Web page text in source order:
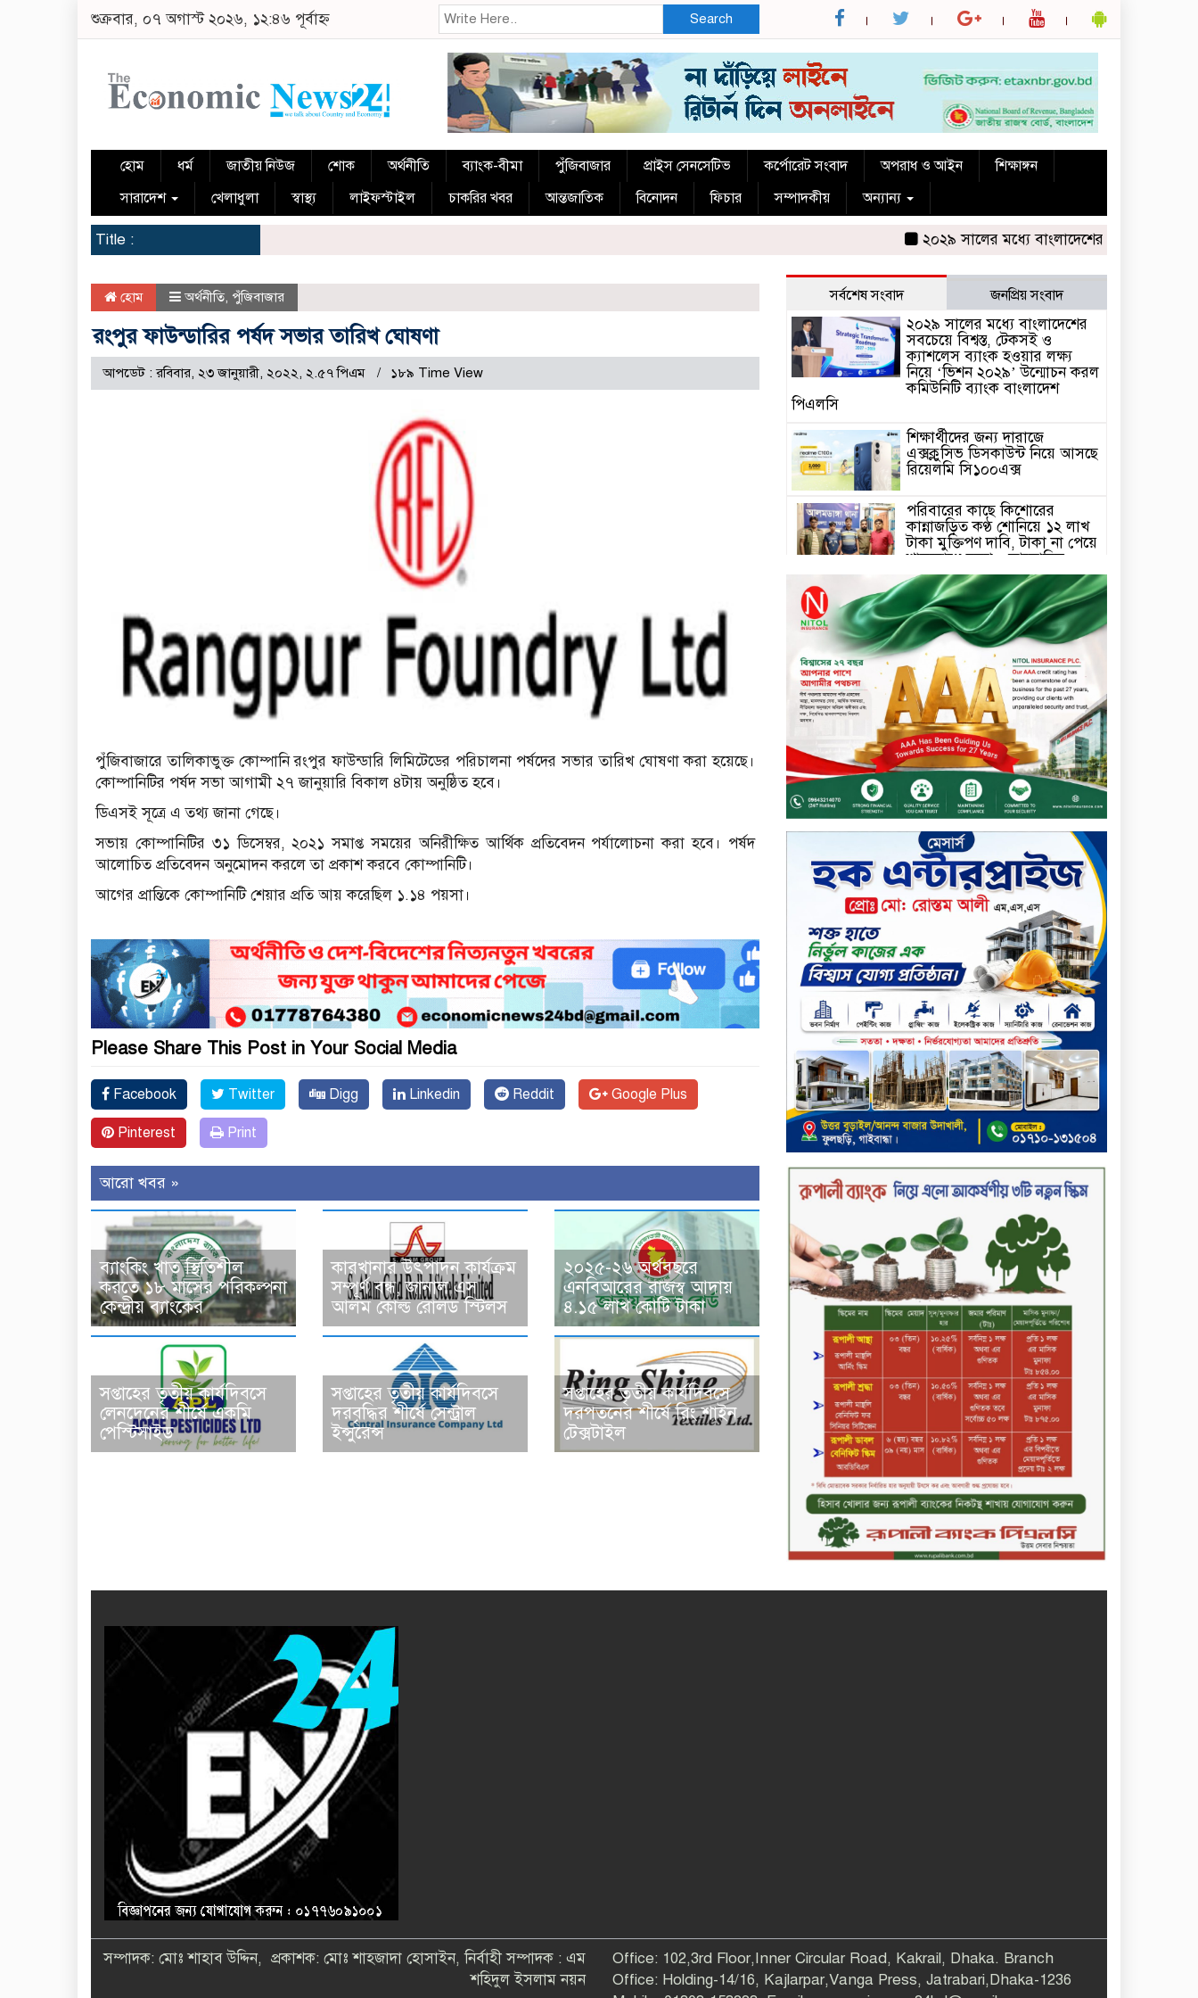
শুক্রবার, ০৭ অগাস্ট ২০২৬, ১২:৪৬ পূর্বাহ্ন Search
হোম ধর্ম জাতীয় নিউজ শোক অর্থনীতি ব্যাংক-বীমা পুঁজিবাজার প্রাইস সেনসেটিভ কর্পোরেট সংবাদ অপরাধ ও আইন
শিক্ষাঙ্গন
সারাদেশ
খেলাধুলা স্বাস্থ্য লাইফস্টাইল চাকরির খবর আন্তজাতিক বিনোদন ফিচার সম্পাদকীয় অন্যান্য
Title : ২০২৯ সালের মধ্যে বাংলাদেশের সবচেয়ে বিশ্বস্ত,
হোম অর্থনীতি, পুঁজিবাজার
রংপুর ফাউন্ডারির পর্ষদ সভার তারিখ ঘোষণা
আপডেট : রবিবার, ২৩ জানুয়ারী, ২০২২, ২.৫৭ পিএম ১৮৯ Time View
পুঁজিবাজারে তালিকাভুক্ত কোম্পানি রংপুর ফাউন্ডারি লিমিটেডের পরিচালনা পর্ষদের সভার তারিখ ঘোষণা করা হয়েছে।
কোম্পানিটির পর্ষদ সভা আগামী ২৭ জানুয়ারি বিকাল ৪টায় অনুষ্ঠিত হবে।
ডিএসই সূত্রে এ তথ্য জানা গেছে।
সভায় কোম্পানিটির ৩১ ডিসেম্বর, ২০২১ সমাপ্ত সময়ের অনিরীক্ষিত আর্থিক প্রতিবেদন পর্যালোচনা করা হবে। পর্ষদ
আলোচিত প্রতিবেদন অনুমোদন করলে তা প্রকাশ করবে কোম্পানিটি।
আগের প্রান্তিকে কোম্পানিটি শেয়ার প্রতি আয় করেছিল ১.১৪ পয়সা।
Please Share This Post in Your Social Media
Facebook Twitter Digg Linkedin Reddit Google Plus
Pinterest Print
আরো খবর »
ব্যাংকিং খাত স্থিতিশীল
করতে ১৮ মাসের পরিকল্পনা
কেন্দ্রীয় ব্যাংকের
কারখানার উৎপাদন কার্যক্রম
সম্পূর্ণ বন্ধ, জানাল এস
আলম কোল্ড রোলড স্টিলস
২০২৫-২৬ অর্থবছরে
এনবিআরের রাজস্ব আদায়
৪.১৫ লাখ কোটি টাকা
সপ্তাহের তৃতীয় কার্যদিবসে
লেনদেনের শীর্ষে একমি
পেস্টিসাইড
সপ্তাহের তৃতীয় কার্যদিবসে
দরবৃদ্ধির শীর্ষে সেন্ট্রাল
ইন্সুরেন্স
সপ্তাহের তৃতীয় কার্যদিবসে
দরপতনের শীর্ষে রিং শাইন
টেক্সটাইল
সর্বশেষ সংবাদ জনপ্রিয় সংবাদ
২০২৯ সালের মধ্যে বাংলাদেশের
সবচেয়ে বিশ্বস্ত, টেকসই ও
ক্যাশলেস ব্যাংক হওয়ার লক্ষ্য
নিয়ে ‘ভিশন ২০২৯’ উন্মোচন করল
কমিউনিটি ব্যাংক বাংলাদেশ
পিএলসি
শিক্ষার্থীদের জন্য দারাজে
এক্সক্লুসিভ ডিসকাউন্ট নিয়ে আসছে
রিয়েলমি সি১০০এক্স
পরিবারের কাছে কিশোরের
কান্নাজড়িত কণ্ঠ শোনিয়ে ১২ লাখ
টাকা মুক্তিপণ দাবি, টাকা না পেয়ে
শ্বাসরোধে হত্যা—আলোচিত
রাফিজ হত্যা মামলার অন্যতম
আসামি গাজীপুর থেকে গ্রেফতার
নড়াইলে বিএনপির ৬ নেতার
বহিষ্কারাদেশ প্রত্যাহার
দেশজুড়ে কেনাকাটায় সেরা অফার,
ব্র্যান্ড রাশ আওয়ার এবং
এক্সক্লুসিভ পেমেন্ট ডিসকাউন্ট নিয়ে
এলো দারাজ ৮.৮ গ্রেট ৮ সেল
টাঙ্গাইল জেলা পরিষদের ২৩লাখ
টাকার অনুদান বিতরণ
ডিজিটাল স্ক্রিন ছেড়ে ফসলের মাঠে
শিক্ষার্থীরা; টাঙ্গাইলের মহিষমারা
কলেজে খুন্তি-কোদালে তরুণদের
নতুন বিপ্লব!
শান্তা পিনাকলে প্রিমিয়ার ব্যাংকের
বোর্ড সভা অনুষ্ঠিত
কাফরুলে মুক্তিযোদ্ধা কল্যাণ
সমিতিতে ইশতিয়াক আজিজ
উলফাতের কোটি টাকার দুর্নীতি,
ফ্ল্যাট দখলের অপচেষ্টা ও সন্ত্রাসী
হামলা
ব্যাংকিং খাত স্থিতিশীল করতে ১৮
মাসের পরিকল্পনা কেন্দ্রীয়
ব্যাংকের
কারখানার উৎপাদন কার্যক্রম
সম্পূর্ণ বন্ধ, জানাল এস আলম
দীর্ঘস্থায়ী ৭,৫০০ এমএএইচ
ব্যাটারি এবং শক্তিশালী গরিলা গ্লাস
৭আই সুরক্ষা নিয়ে শাওমি উন্মোচন
করল নতুন রেডমি ১৭
২০২৫-২৬ অর্থবছরে এনবিআরের
রাজস্ব আদায় ৪.১৫ লাখ কোটি
সপ্তাহের তৃতীয় কার্যদিবসে
লেনদেনের শীর্ষে একমি
পেস্টিসাইড
সপ্তাহের তৃতীয় কার্যদিবসে
দরবৃদ্ধির শীর্ষে সেন্ট্রাল ইন্সুরেন্স
সম্পাদক: মোঃ শাহাব উদ্দিন, প্রকাশক: মোঃ শাহজাদা হোসাইন, নির্বাহী সম্পাদক : এম
শহিদুল ইসলাম নয়ন
Office: 102,3rd Floor,Inner Circular Road, Kakrail, Dhaka. Branch
Office: Holding-14/16, Kajlarpar,Vanga Press, Jatrabari,Dhaka-1236